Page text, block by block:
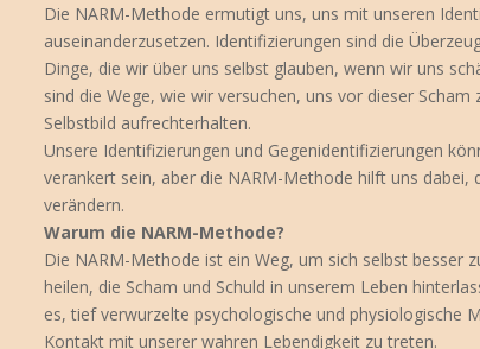
Die NARM-Methode ermutigt uns, uns mit unseren
auseinanderzusetzen. Identifizierungen sind die
Dinge, die wir über uns selbst glauben, wenn wir uns
sind die Wege, wie wir versuchen, uns vor dieser
Selbstbild aufrechterhalten.
Unsere Identifizierungen und Gegenidentifizierungen
verankert sein, aber die NARM-Methode hilft uns dabei,
verändern.
Warum die NARM-Methode?
Die NARM-Methode ist ein Weg, um sich selbst besser
heilen, die Scham und Schuld in unserem Leben
es, tief verwurzelte psychologische und physiologische
Kontakt mit unserer wahren Lebendigkeit zu treten.